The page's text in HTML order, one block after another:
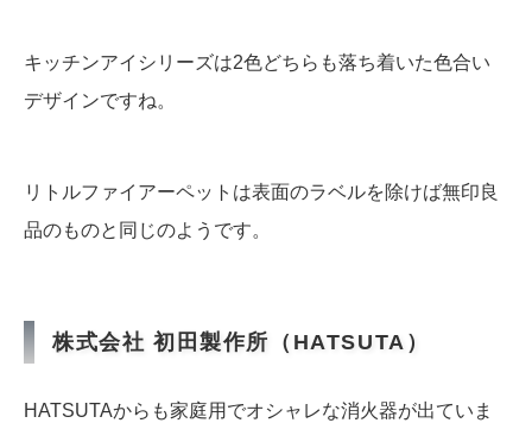
キッチンアイシリーズは2色どちらも落ち着いた色合い
デザインですね。
リトルファイアーペットは表面のラベルを除けば無印良
品のものと同じのようです。
株式会社 初田製作所（HATSUTA）
HATSUTAからも家庭用でオシャレな消火器が出ていま